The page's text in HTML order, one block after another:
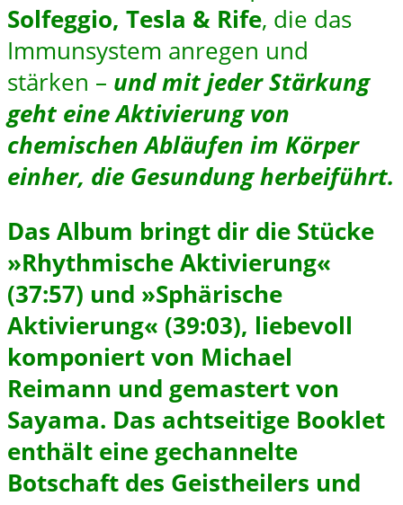
Solfeggio, Tesla & Rife, die das
Immunsystem anregen und
stärken – und mit jeder Stärkung
geht eine Aktivierung von
chemischen Abläufen im Körper
einher, die Gesundung herbeiführt.
Das Album bringt dir die Stücke
»Rhythmische Aktivierung«
(37:57) und »Sphärische
Aktivierung« (39:03), liebevoll
komponiert von Michael
Reimann und gemastert von
Sayama. Das achtseitige Booklet
enthält eine gechannelte
Botschaft des Geistheilers und